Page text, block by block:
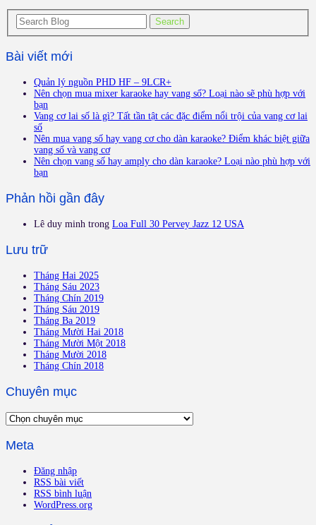
Bài viết mới
Quản lý nguồn PHD HF – 9LCR+
Nên chọn mua mixer karaoke hay vang số? Loại nào sẽ phù hợp với
bạn
Vang cơ lai số là gì? Tất tần tật các đặc điểm nổi trội của vang cơ lai
số
Nên mua vang số hay vang cơ cho dàn karaoke? Điểm khác biệt giữa
vang số và vang cơ
Nên chọn vang số hay amply cho dàn karaoke? Loại nào phù hợp với
bạn
Phản hồi gần đây
Lê duy minh trong Loa Full 30 Pervey Jazz 12 USA
Lưu trữ
Tháng Hai 2025
Tháng Sáu 2023
Tháng Chín 2019
Tháng Sáu 2019
Tháng Ba 2019
Tháng Mười Hai 2018
Tháng Mười Một 2018
Tháng Mười 2018
Tháng Chín 2018
Chuyên mục
Meta
Đăng nhập
RSS bài viết
RSS bình luận
WordPress.org